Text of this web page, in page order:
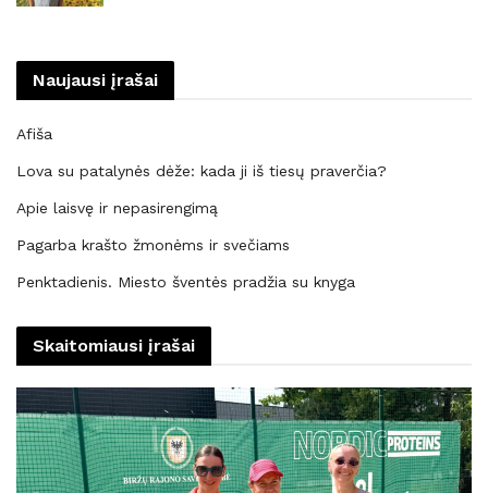
Naujausi įrašai
Afiša
Lova su patalynės dėže: kada ji iš tiesų praverčia?
Apie laisvę ir nepasirengimą
Pagarba krašto žmonėms ir svečiams
Penktadienis. Miesto šventės pradžia su knyga
Skaitomiausi įrašai